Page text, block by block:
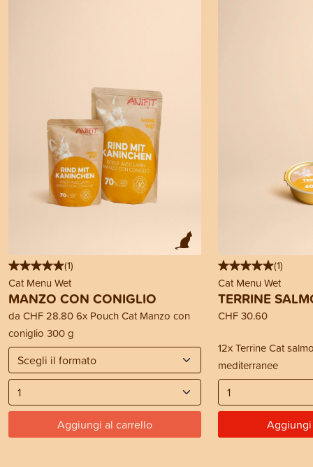
(1)
Cat Menu Wet
MANZO CON CONIGLIO
da CHF 28.806x Pouch Cat Manzo con
coniglio 300 g
Aggiungi al carrello
(1)
Cat Menu Wet
TERRINE
CHF 30.60
12x Terrine Cat
mediterranee